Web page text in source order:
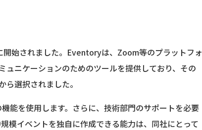
始されました。Eventoryは、Zoom等のプラットフォ
ニケーションのためのツールを提供しており、その
選択されました。
能を使用します。さらに、技術部門のサポートを必要
模イベントを独自に作成できる能力は、同社にとって